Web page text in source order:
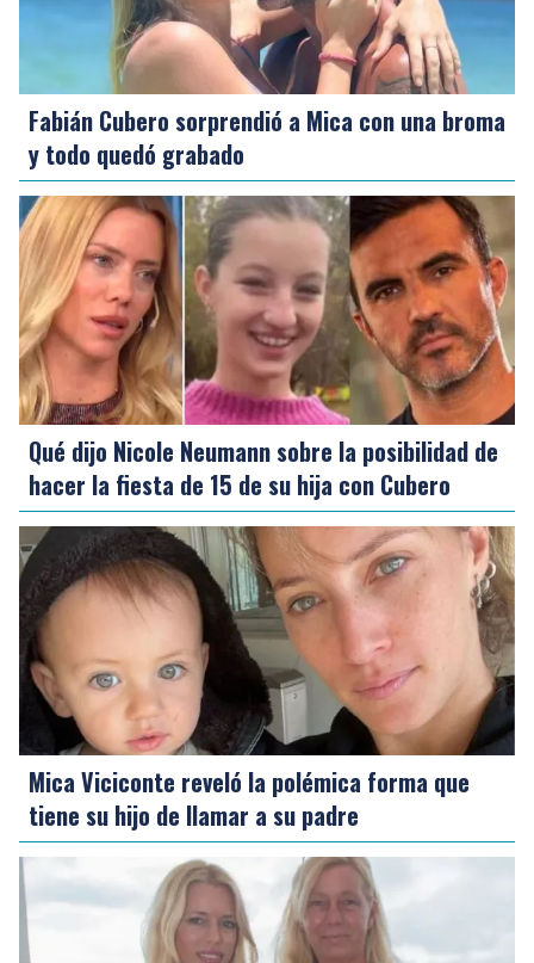
Fabián Cubero sorprendió a Mica con una broma
y todo quedó grabado
Qué dijo Nicole Neumann sobre la posibilidad de
hacer la fiesta de 15 de su hija con Cubero
Mica Viciconte reveló la polémica forma que
tiene su hijo de llamar a su padre